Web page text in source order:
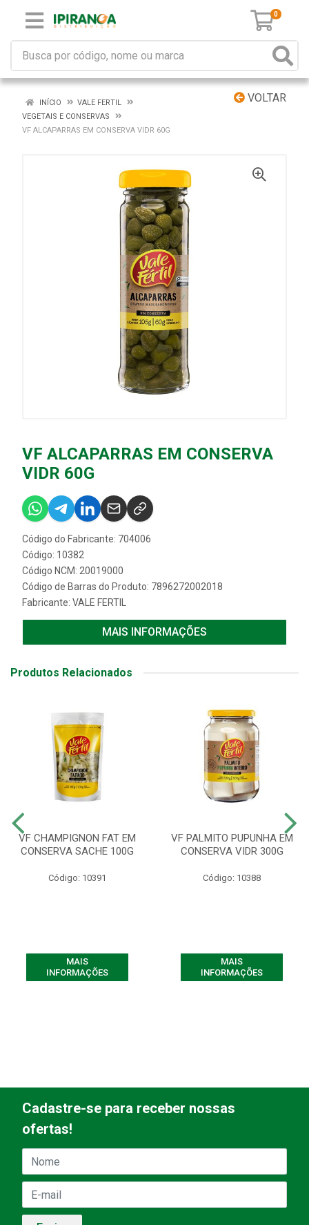
0
VOLTAR
INÍCIO
VALE FERTIL
VEGETAIS E CONSERVAS
VF ALCAPARRAS EM CONSERVA VIDR 60G
VF ALCAPARRAS EM CONSERVA
VIDR 60G
Código do Fabricante: 704006
Código: 10382
Código NCM: 20019000
Código de Barras do Produto: 7896272002018
Fabricante: VALE FERTIL
MAIS INFORMAÇÕES
Produtos Relacionados
VF CHAMPIGNON FAT EM
CONSERVA SACHE 100G
Código: 10391
MAIS
INFORMAÇÕES
VF PALMITO PUPUNHA EM
CONSERVA VIDR 300G
Código: 10388
MAIS
INFORMAÇÕES
Cadastre-se para receber nossas
ofertas!